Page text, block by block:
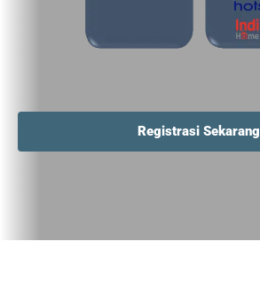
Registrasi Sekarang